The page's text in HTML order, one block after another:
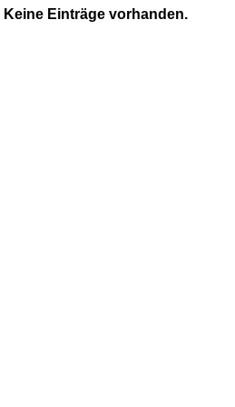
Lernspielzeug
Keine Einträge vorhanden.